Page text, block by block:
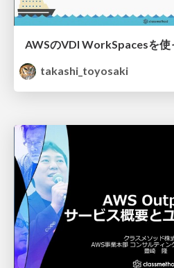
takashi_toyosaki